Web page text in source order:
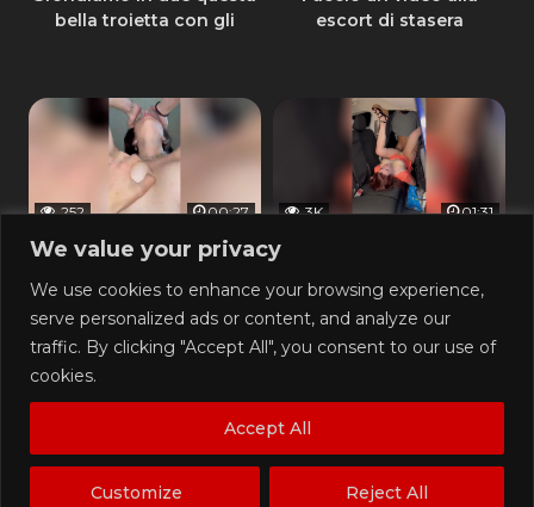
We value your privacy
We use cookies to enhance your browsing experience,
serve personalized ads or content, and analyze our
traffic. By clicking "Accept All", you consent to our use of
cookies.
Customize Reject All
Accept All
bella troietta con gli
escort di stasera
252
00:27
ragazza mentre mi
cavalca
3K
01:31
propria ragazza scopata
da un marocchino in auto